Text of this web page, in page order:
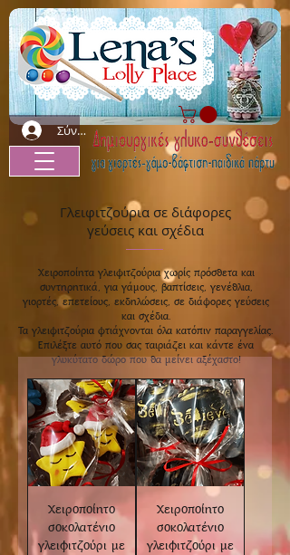
Σύνδεση
Γλειφιτζούρια σε διάφορες
γεύσεις και σχέδια
Χειροποίητα γλειφιτζούρια χωρίς πρόσθετα και
συντηρητικά, για γάμους, βαπτίσεις, γενέθλια,
γιορτές, επετείους, εκδηλώσεις, σε διάφορες γεύσεις
και σχέδια.
Τα γλειφιτζούρια φτιάχνονται όλα κατόπιν παραγγελίας.
Επιλέξτε αυτό που σας ταιριάζει και κάντε ένα
γλυκύτατο δώρο που θα μείνει αξέχαστο!
Χειροποίητο
σοκολατένιο
γλειφιτζούρι με
Χειροποίητο
σοκολατένιο
γλειφιτζούρι με